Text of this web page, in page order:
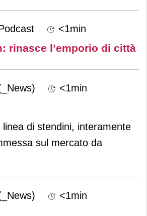
<1min
rinasce l’emporio di città
<1min
di stendini, interamente
sul mercato da
<1min